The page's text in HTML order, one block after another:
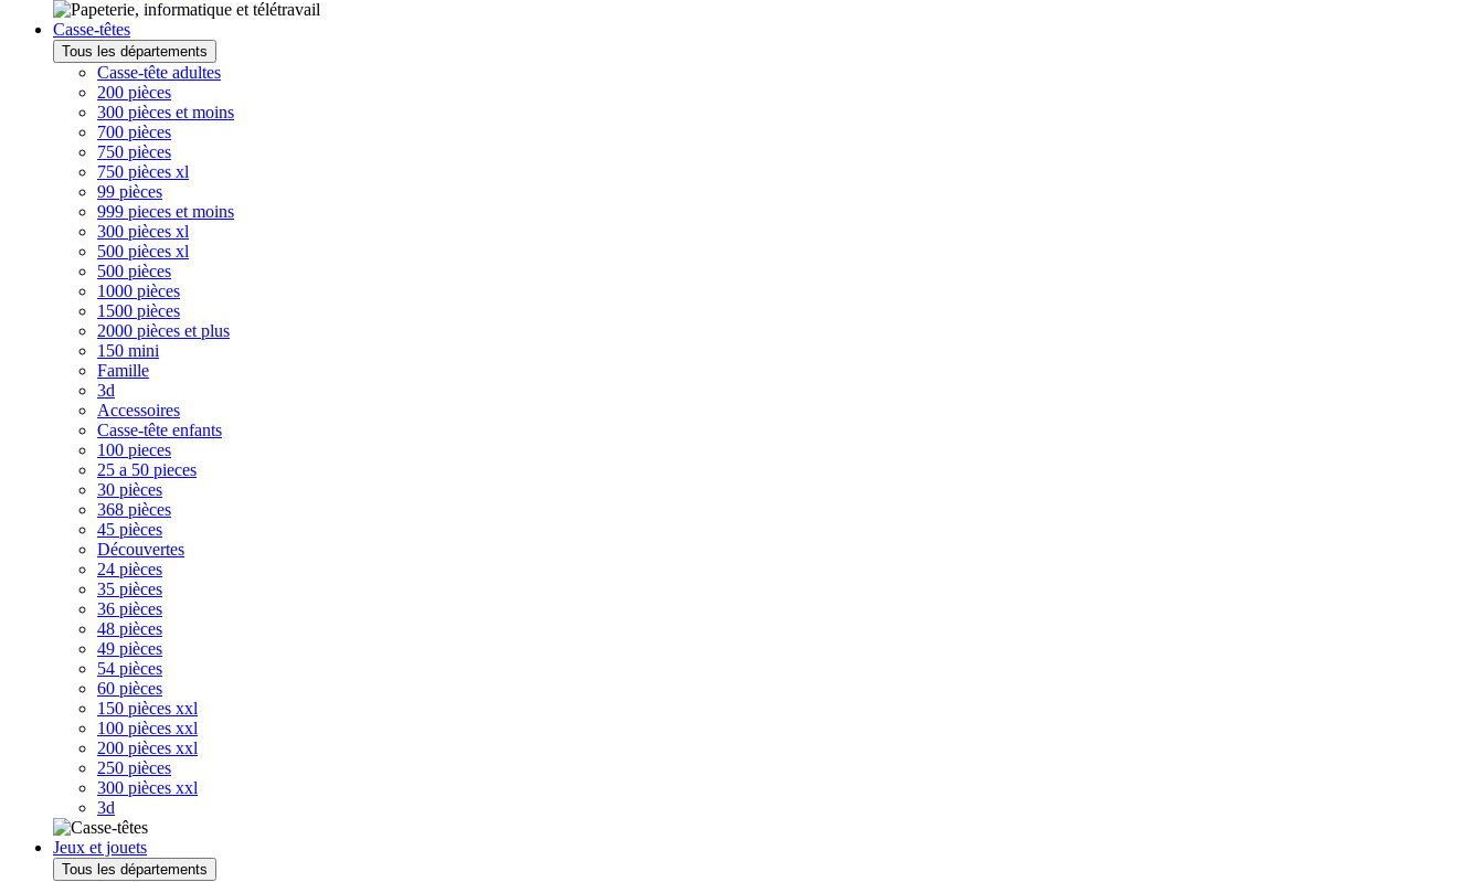
Casse-têtes
Tous les départements
Casse-tête adultes
200 pièces
300 pièces et moins
700 pièces
750 pièces
750 pièces xl
99 pièces
999 pieces et moins
300 pièces xl
500 pièces xl
500 pièces
1000 pièces
1500 pièces
2000 pièces et plus
150 mini
Famille
3d
Accessoires
Casse-tête enfants
100 pieces
25 a 50 pieces
30 pièces
368 pièces
45 pièces
Découvertes
24 pièces
35 pièces
36 pièces
48 pièces
49 pièces
54 pièces
60 pièces
150 pièces xxl
100 pièces xxl
200 pièces xxl
250 pièces
300 pièces xxl
3d
Jeux et jouets
Tous les départements